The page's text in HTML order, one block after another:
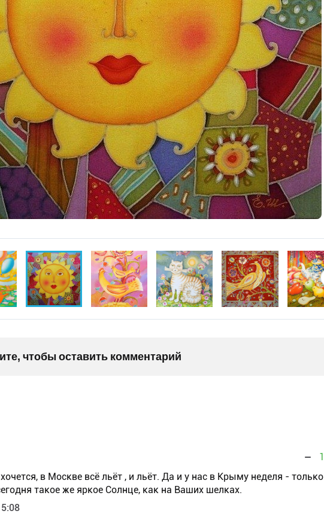
чтобы оставить комментарий
1
в Москве всё льёт , и льёт. Да и у нас в Крыму неделя - только
такое же яркое Солнце, как на Ваших шелках.